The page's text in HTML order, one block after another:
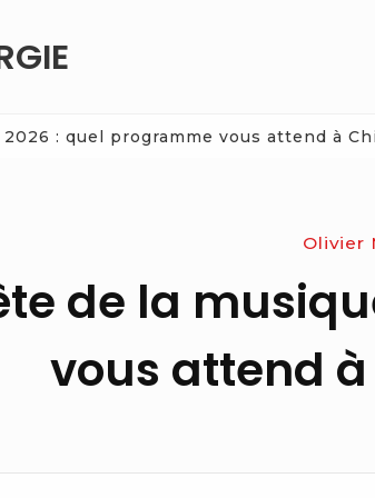
: quel programme vous attend à
Olivier
de la
vous attend